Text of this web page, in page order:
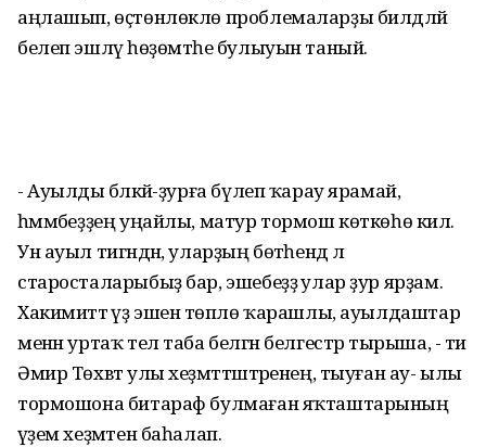
аңлашып, өҫтөнлөклө проблемаларҙы билдәләй
белеп эшләү һөҙөмтәһе булыуын таный.
- Ауылды бәләкәй-ҙурға бүлеп ҡарау ярамай,
һәммәбеҙҙең уңайлы, матур тормош көткөһө килә.
Ун ауыл тигәндән, уларҙың бөтәһендә лә
старосталарыбыҙ бар, эшебеҙҙә улар ҙур ярҙам.
Хакимиәттә үҙ эшенә төплө ҡарашлы, ауылдаштар
менән уртаҡ тел таба белгән белгестәр тырыша, - ти
Әмир Төхвәт улы хеҙмәттәштәренең, тыуған ау- ылы
тормошона битараф булмаған яҡташтарының
әүҙем хеҙмәтен баһалап.